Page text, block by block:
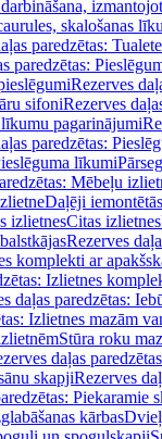
skalošanas
paredzētas:
paredzētas:
Rezerves
sifoniRezerves
pagarinājumi
paredzētas:
līkumi
Mēbeļu
Daļēji
izlietnesCitas izlietnes
Rezerves
komplekti ar
Izlietnes
daļas paredzētas:
Izlietnes mazām
Stūra roku
daļas
skapjiRezerves
Piekaramie
kārbas